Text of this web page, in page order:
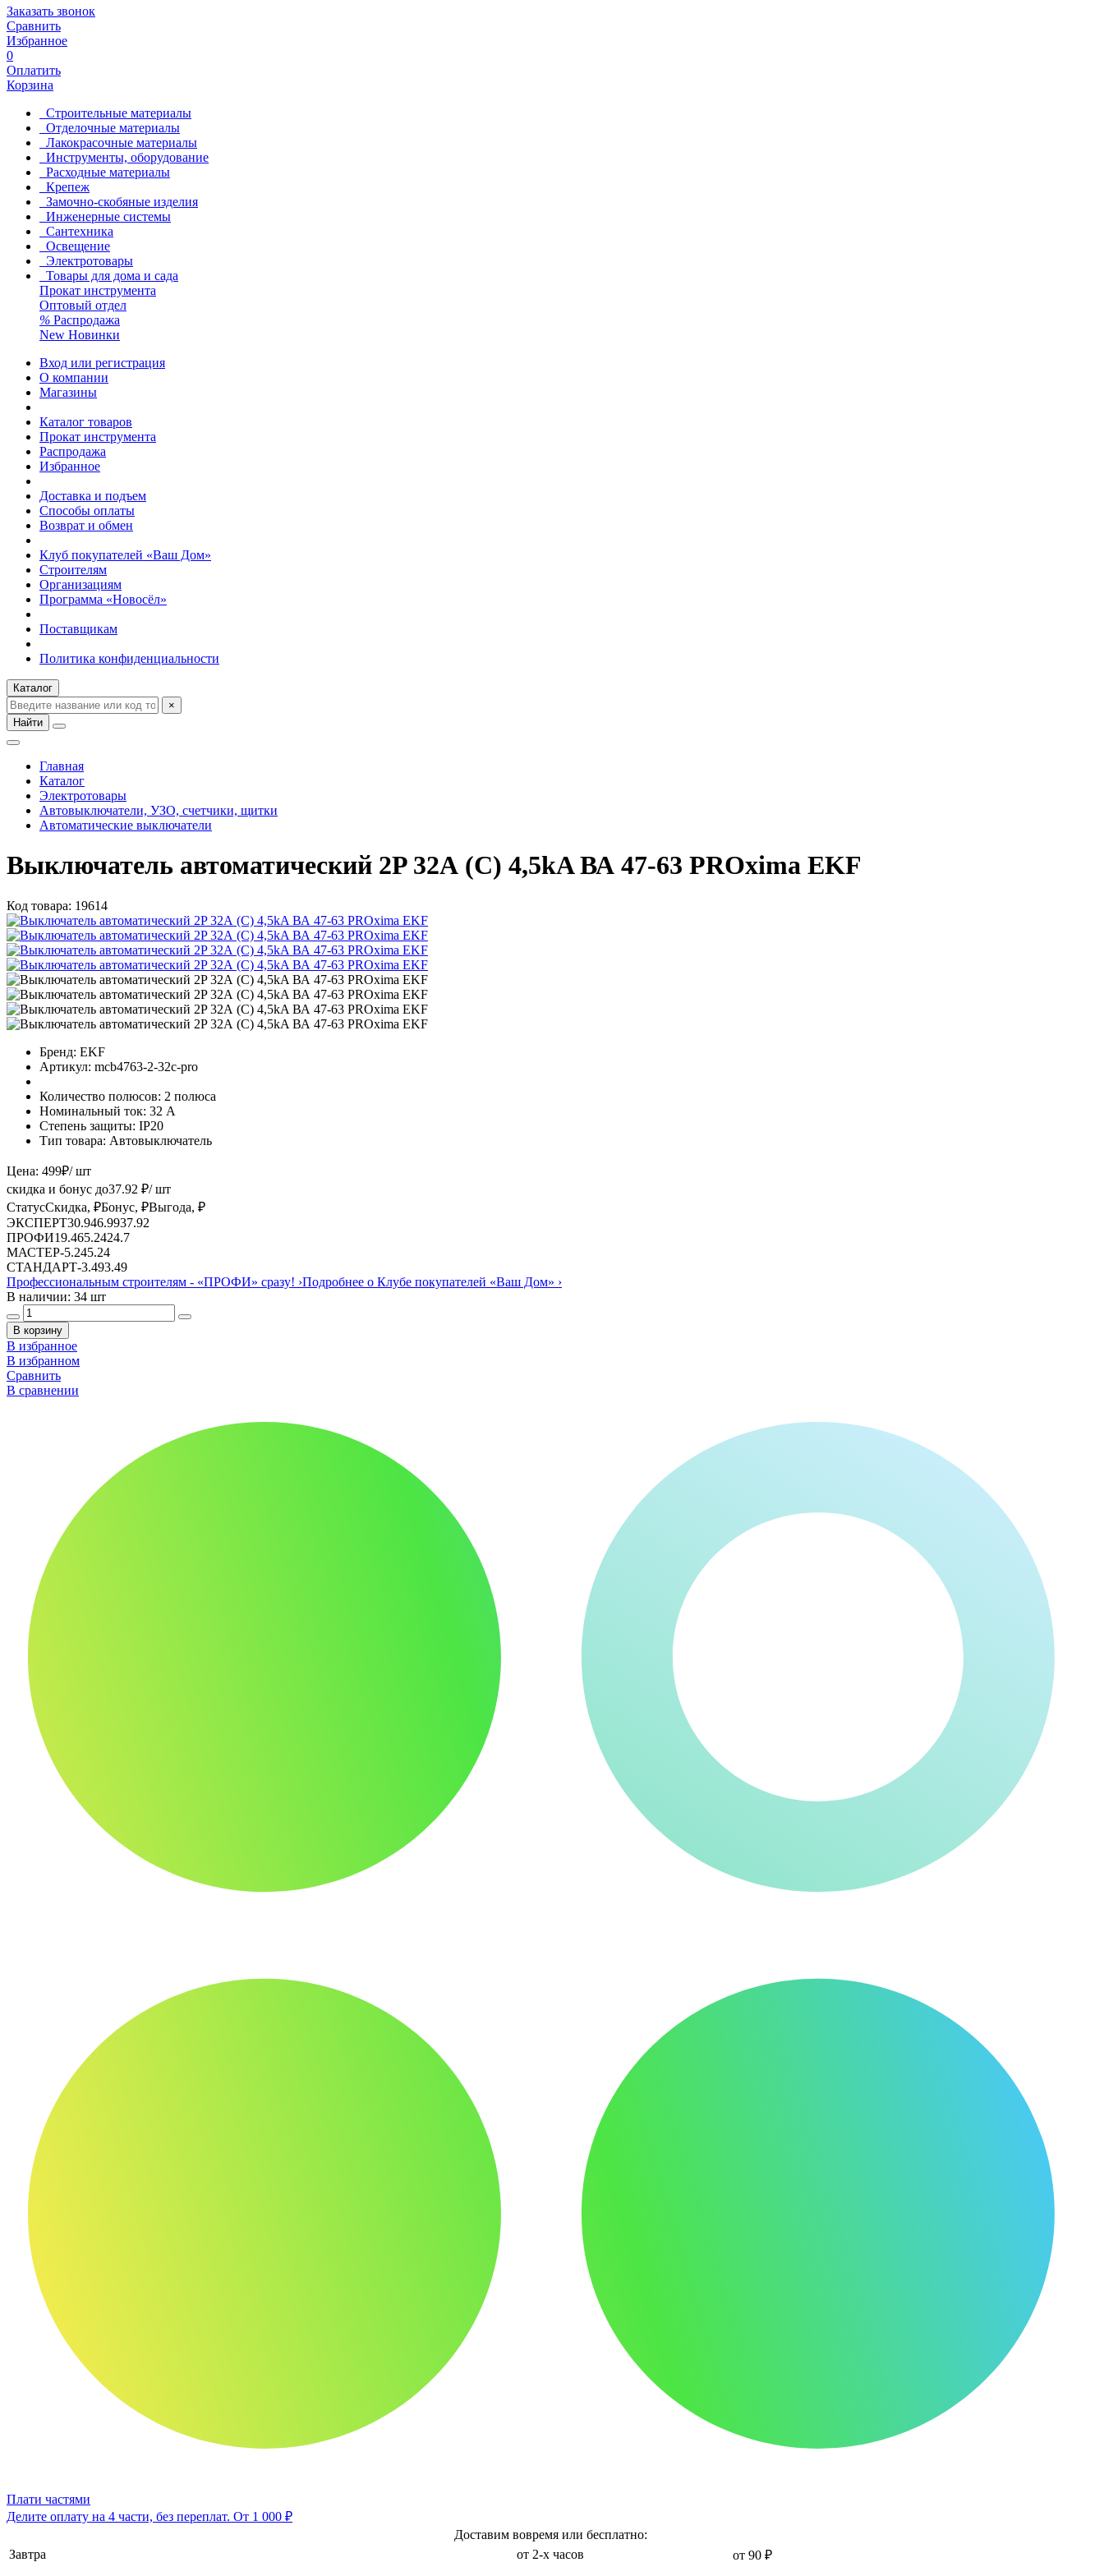
Заказать звонок
Сравнить
Избранное
0
Оплатить
Корзина
Строительные материалы
Отделочные материалы
Лакокрасочные материалы
Инструменты, оборудование
Расходные материалы
Крепеж
Замочно-скобяные изделия
Инженерные системы
Сантехника
Освещение
Электротовары
Товары для дома и сада
Прокат инструмента
Оптовый отдел
% Распродажа
New Новинки
Вход или регистрация
О компании
Магазины
Каталог товаров
Прокат инструмента
Распродажа
Избранное
Доставка и подъем
Способы оплаты
Возврат и обмен
Клуб покупателей «Ваш Дом»
Строителям
Организациям
Программа «Новосёл»
Поставщикам
Политика конфиденциальности
Каталог
×
Найти
Главная
Каталог
Электротовары
Автовыключатели, УЗО, счетчики, щитки
Автоматические выключатели
Выключатель автоматический 2P 32А (C) 4,5kA ВА 47-63 PROxima EKF
Код товара: 19614
Бренд: EKF
Артикул: mcb4763-2-32c-pro
Количество полюсов: 2 полюса
Номинальный ток: 32 А
Степень защиты: IP20
Тип товара: Автовыключатель
Цена: 499₽/ шт
скидка и бонус до37.92 ₽/ шт
СтатусСкидка, ₽Бонус, ₽Выгода, ₽
ЭКСПЕРТ30.946.9937.92
ПРОФИ19.465.2424.7
МАСТЕР-5.245.24
СТАНДАРТ-3.493.49
Профессиональным строителям - «ПРОФИ» сразу! ›Подробнее о Клубе покупателей «Ваш Дом» ›
В наличии: 34 шт
В корзину
В избранное
В избранном
Сравнить
В сравнении
Плати частями
Делите оплату на 4 части, без переплат. От 1 000 ₽
Доставим вовремя или бесплатно:
Завтра
от 2-х часов от 90 ₽